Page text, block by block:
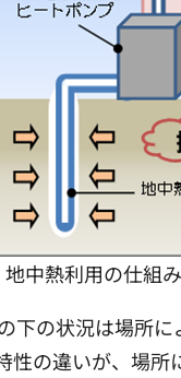
地中熱利用の仕組
の状況は場所
の違いが、場